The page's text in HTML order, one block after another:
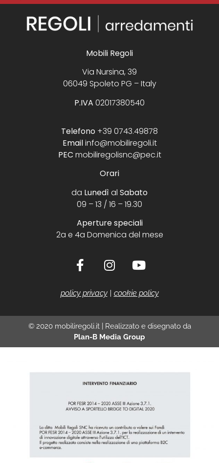
Mobili Regoli
Via Nursina, 39
06049 Spoleto PG – Italy
P.IVA 02017380540
Telefono +39 0743.49878
Emailinfo@mobiliregoli.it
PEC mobiliregolisnc@pec.it
Orari
da Lunedìal Sabato
09 – 13 / 16 – 19.30
Aperture speciali
2a e 4a Domenica del mese
policy privacy| cookie policy
© 2020 mobiliregoli.it | Realizzato e disegnato da
Plan-B Media Group